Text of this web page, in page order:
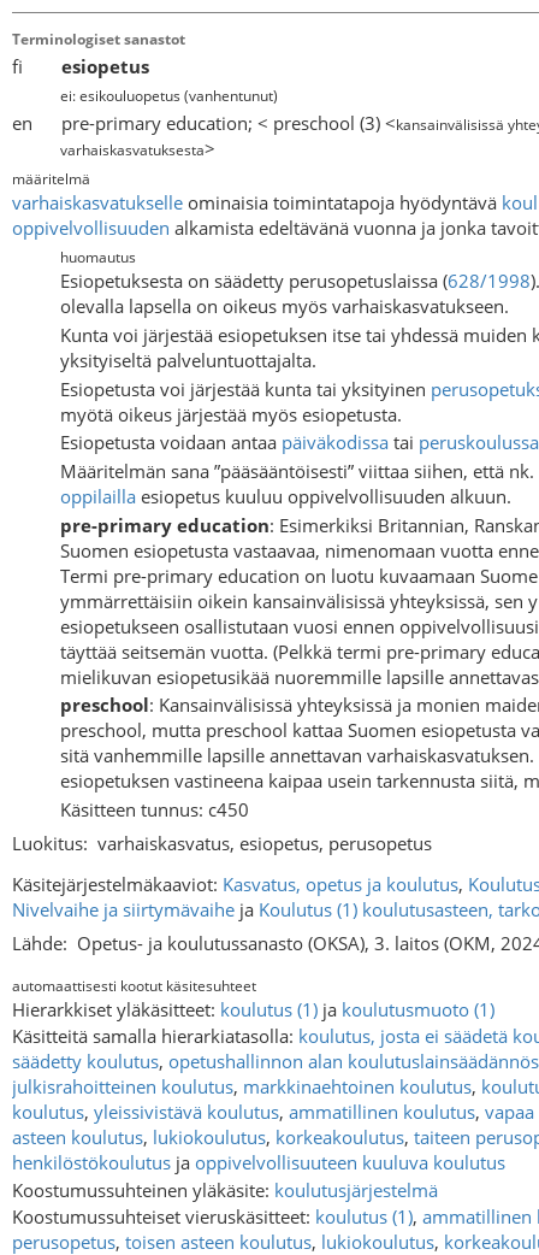
Terminologiset sanastot
fi esiopetus
ei: esikouluopetus (vanhentunut)
en pre-primary education; < preschool (3) <kansainvälisissä
varhaiskasvatuksesta>
määritelmä
varhaiskasvatukselle ominaisia toimintatapoja hyödyntävä
oppivelvollisuuden alkamista edeltävänä vuonna ja jonka
huomautus
Esiopetuksesta on säädetty perusopetuslaissa (628/1998
olevalla lapsella on oikeus myös varhaiskasvatukseen.
Kunta voi järjestää esiopetuksen itse tai yhdessä
yksityiseltä palveluntuottajalta.
Esiopetusta voi järjestää kunta tai yksityinen
myötä oikeus järjestää myös esiopetusta.
Esiopetusta voidaan antaa päiväkodissa tai peruskoulussa
Määritelmän sana ”pääsääntöisesti” viittaa siihen, että nk.
oppilailla esiopetus kuuluu oppivelvollisuuden alkuun.
pre-primary education: Esimerkiksi Britannian,
Suomen esiopetusta vastaavaa, nimenomaan vuotta
Termi pre-primary education on luotu kuvaamaan
ymmärrettäisiin oikein kansainvälisissä yhteyksissä, sen
esiopetukseen osallistutaan vuosi ennen
täyttää seitsemän vuotta. (Pelkkä termi pre-primary
mielikuvan esiopetusikää nuoremmille lapsille
preschool: Kansainvälisissä yhteyksissä ja monien
preschool, mutta preschool kattaa Suomen esiopetusta
sitä vanhemmille lapsille annettavan
esiopetuksen vastineena kaipaa usein tarkennusta siitä,
Käsitteen tunnus: c450
Luokitus: varhaiskasvatus, esiopetus, perusopetus
Käsitejärjestelmäkaaviot: Kasvatus, opetus ja koulutus,
Nivelvaihe ja siirtymävaihe ja Koulutus (1) koulutusasteen,
Lähde: Opetus- ja koulutussanasto (OKSA), 3. laitos (OKM,
automaattisesti kootut käsitesuhteet
Hierarkkiset yläkäsitteet: koulutus (1) ja koulutusmuoto (1)
Käsitteitä samalla hierarkiatasolla: koulutus, josta ei säädetä
säädetty koulutus, opetushallinnon alan
julkisrahoitteinen koulutus, markkinaehtoinen koulutus,
koulutus, yleissivistävä koulutus, ammatillinen koulutus,
asteen koulutus, lukiokoulutus, korkeakoulutus, taiteen
henkilöstökoulutus ja oppivelvollisuuteen kuuluva koulutus
Koostumussuhteinen yläkäsite: koulutusjärjestelmä
Koostumussuhteiset vieruskäsitteet: koulutus (1), ammatillinen
perusopetus, toisen asteen koulutus, lukiokoulutus,